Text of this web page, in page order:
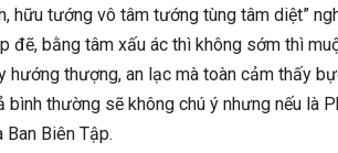
tướng vô tâm tướng tùng tâm diệt”
bằng tâm xấu ác thì không sớm thì
thượng, an lạc mà toàn cảm thấy
thường sẽ không chú ý nhưng nếu là
Biên Tập.